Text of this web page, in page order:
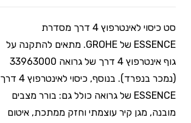
סט כיסוי לאינטרפוץ 4 דרך מסדרת
ESSENCE של GROHE. מתאים להתקנה על
גוף אינטרפוץ 4 דרך של גרואה 33963000
(נמכר בנפרד). בנוסף, כיסוי לאינטרפוץ 4 דרך
ESSENCE של גרואה כולל גם: בורר מצבים
מובנה, מגן קיר עוצמתי וחזק ממתכת, איטום